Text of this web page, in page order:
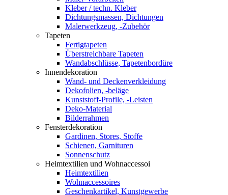
Kleber / techn. Kleber
Dichtungsmassen, Dichtungen
Malerwerkzeug, -Zubehör
Tapeten
Fertigtapeten
Überstreichbare Tapeten
Wandabschlüsse, Tapetenbordüre
Innendekoration
Wand- und Deckenverkleidung
Dekofolien, -beläge
Kunststoff-Profile, -Leisten
Deko-Material
Bilderrahmen
Fensterdekoration
Gardinen, Stores, Stoffe
Schienen, Garnituren
Sonnenschutz
Heimtextilien und Wohnaccessoi
Heimtextilien
Wohnaccessoires
Geschenkartikel, Kunstgewerbe